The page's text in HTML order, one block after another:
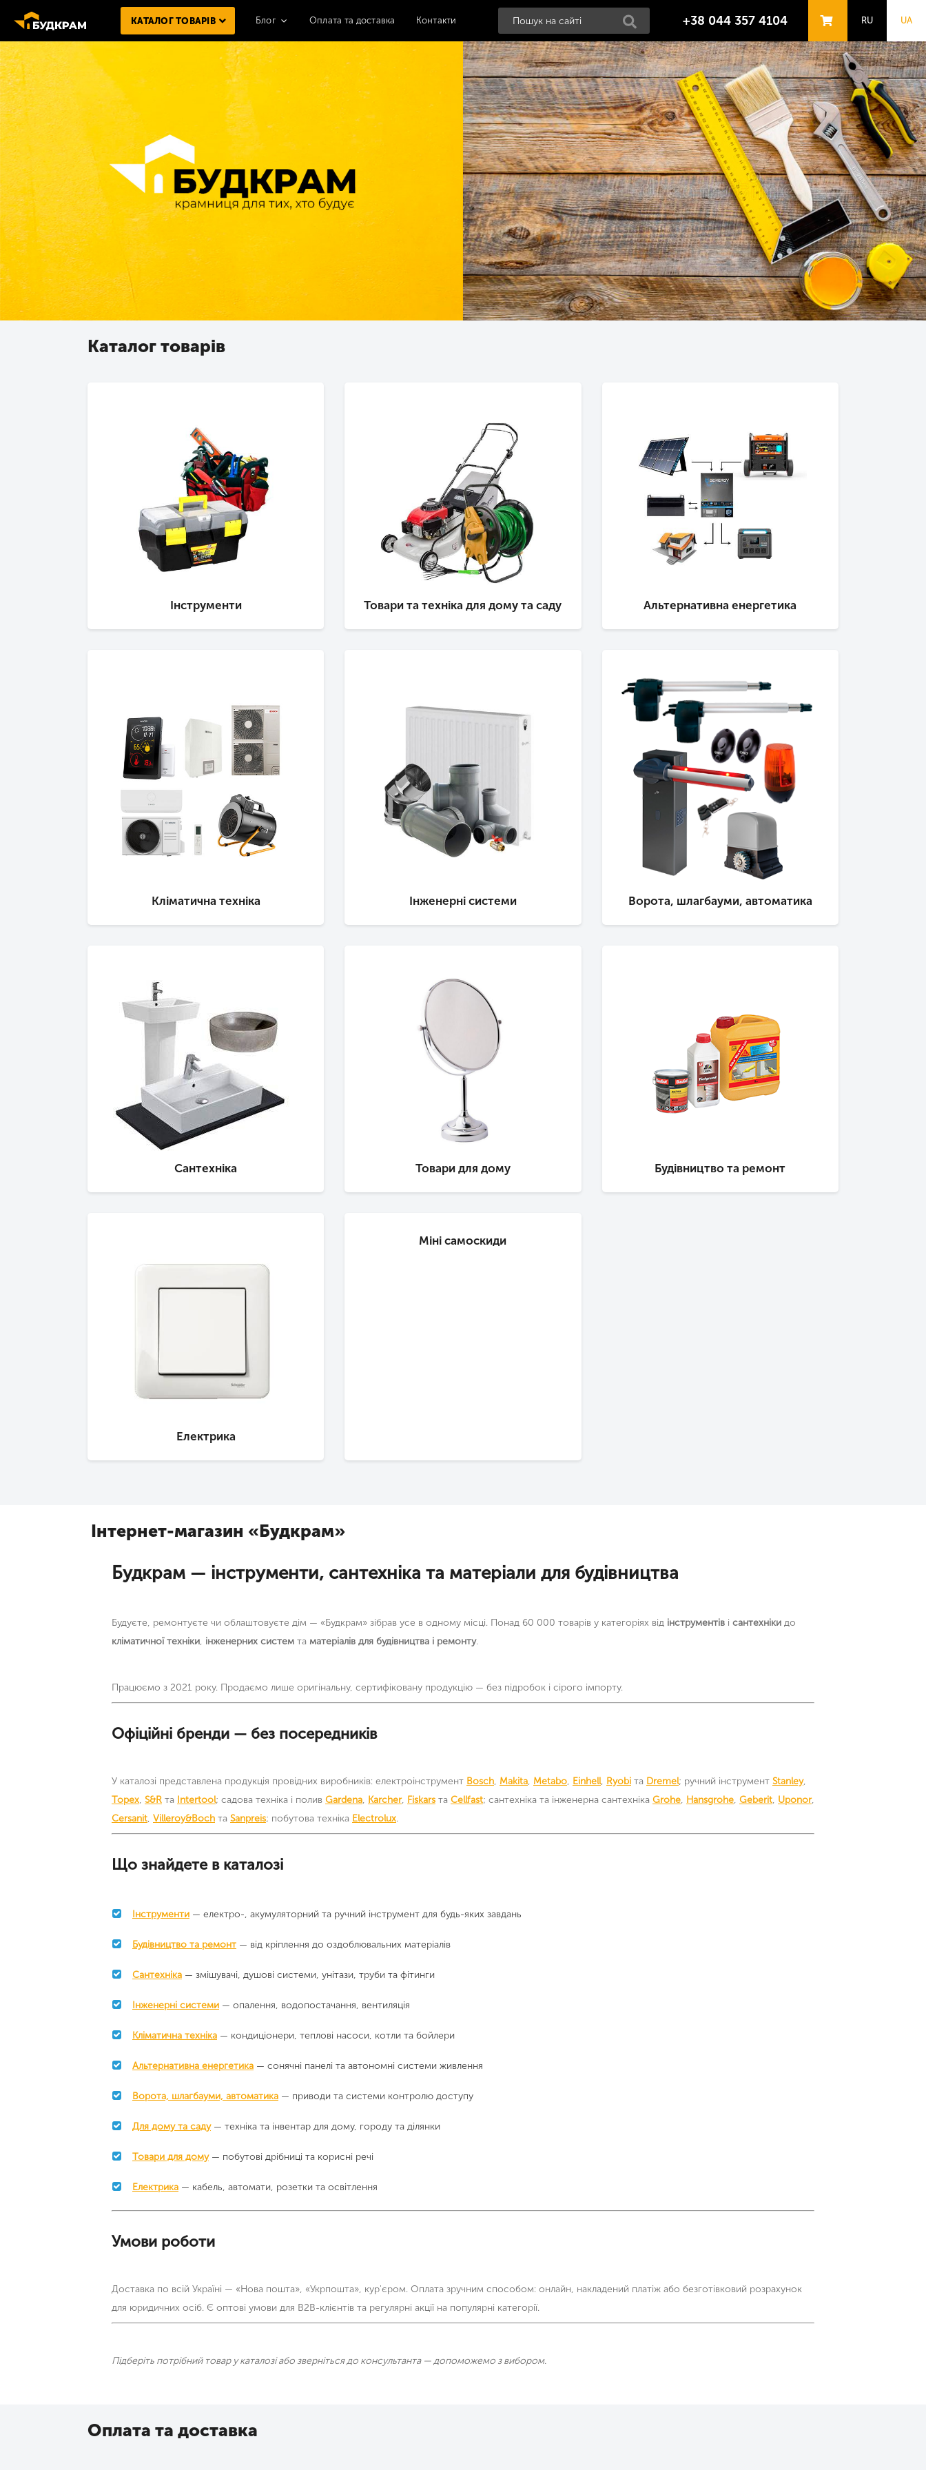
КАТАЛОГ ТОВАРІВ Блог Оплата та доставка Контакти +38 044 357 4104 RU UA
Каталог товарів
Інструменти Товари та техніка для дому та саду Альтернативна енергетика
Кліматична техніка Інженерні системи Ворота, шлагбауми, автоматика
Сантехніка Товари для дому Будівництво та ремонт
Електрика
Міні самоскиди
Інтернет-магазин «Будкрам»
Будкрам — інструменти, сантехніка та матеріали для будівництва
Будуєте, ремонтуєте чи облаштовуєте дім — «Будкрам» зібрав усе в одному місці. Понад 60 000 товарів у категоріях від інструментів і сантехніки до
кліматичної техніки, інженерних систем та матеріалів для будівництва і ремонту.
Працюємо з 2021 року. Продаємо лише оригінальну, сертифіковану продукцію — без підробок і сірого імпорту.
Офіційні бренди — без посередників
У каталозі представлена продукція провідних виробників: електроінструмент Bosch, Makita, Metabo, Einhell, Ryobi та Dremel; ручний інструмент Stanley,
Topex, S&R та Intertool; садова техніка і полив Gardena, Karcher, Fiskars та Cellfast; сантехніка та інженерна сантехніка Grohe, Hansgrohe, Geberit, Uponor,
Cersanit, Villeroy&Boch та Sanpreis; побутова техніка Electrolux.
Що знайдете в каталозі
Інструменти — електро-, акумуляторний та ручний інструмент для будь-яких завдань
Будівництво та ремонт — від кріплення до оздоблювальних матеріалів
Сантехніка — змішувачі, душові системи, унітази, труби та фітинги
Інженерні системи — опалення, водопостачання, вентиляція
Кліматична техніка — кондиціонери, теплові насоси, котли та бойлери
Альтернативна енергетика — сонячні панелі та автономні системи живлення
Ворота, шлагбауми, автоматика — приводи та системи контролю доступу
Для дому та саду— техніка та інвентар для дому, городу та ділянки
Товари для дому— побутові дрібниці та корисні речі
Електрика — кабель, автомати, розетки та освітлення
Умови роботи
Доставка по всій Україні — «Нова пошта», «Укрпошта», кур'єром. Оплата зручним способом: онлайн, накладений платіж або безготівковий розрахунок
для юридичних осіб. Є оптові умови для B2B-клієнтів та регулярні акції на популярні категорії.
Підберіть потрібний товар у каталозі або зверніться до консультанта — допоможемо з вибором.
Оплата та доставка